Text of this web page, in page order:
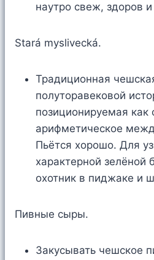
наутро свеж, здоров
Stará myslivecká.
Традиционная
полуторавековой
позиционируемая как
арифметическое
Пьётся хорошо. Для
характерной зелёной
охотник в пиджаке и
Пивные сыры.
Закусывать чешское